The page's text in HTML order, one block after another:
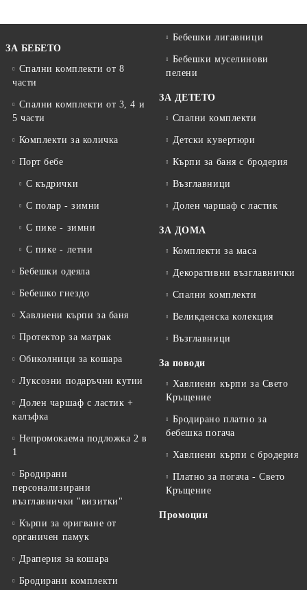
ЗА БЕБЕТО
Спални комплекти от 8
части
Спални комплекти от 3, 4 и
5 части
Комплекти за количка
Порт бебе
С къдрички
С полар - зимни
С пике - зимни
С пике - летни
Бебешки одеяла
Бебешко гнездо
Хавлиени кърпи за баня
Протектор за матрак
Обиколници за кошара
Луксозни подаръчни кутии
Долен чаршаф с ластик +
калъфка
Непромокаема подложка 2 в
1
Бродирани
персонализирани
възглавнички "визитки"
Кърпи за оригване от
органичен памук
Драперия за кошара
Бродирани комплекти
Бебешки лигавници
Бебешки муселинови
пелени
ЗА ДЕТЕТО
Спални комплекти
Детски кувертюри
Кърпи за баня с бродерия
Възглавници
Долен чаршаф с ластик
ЗА ДОМА
Комплекти за маса
Декоративни възглавнички
Спални комплекти
Великденска колекция
Възглавници
За поводи
Хавлиени кърпи за Свето
Кръщение
Бродирано платно за
бебешка погача
Хавлиени кърпи с бродерия
Платно за погача - Свето
Кръщение
Промоции